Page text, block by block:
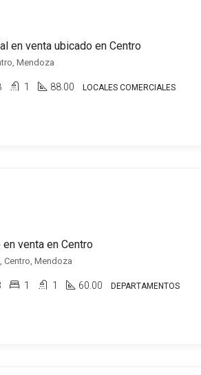
en venta ubicado en Centro
Mendoza
1 88.00 LOCALES COMERCIALES
venta en Centro
Centro, Mendoza
1 1 60.00 DEPARTAMENTOS